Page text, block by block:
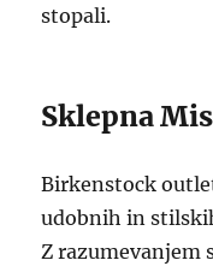
stopali.
Sklepna
Birkenstock
udobnih in
Z razumevanjem